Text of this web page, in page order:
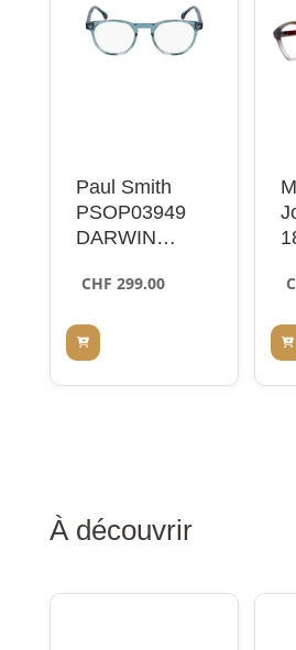
Paul Smith
PSOP03949
DARWIN
LIGHT GREEN
CHF 299.00
À découvrir